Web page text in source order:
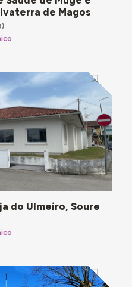
de Magos
do Ulmeiro, Soure